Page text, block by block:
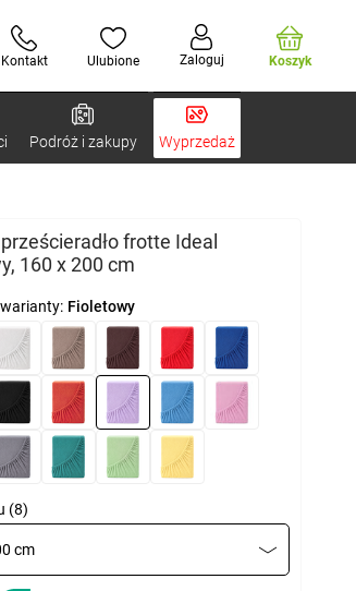
Kontakt Ulubione Zaloguj Koszyk
Podróż i zakupy Wyprzedaż
frotte Ideal
160 x 200 cm
Fioletowy
(8)
cm